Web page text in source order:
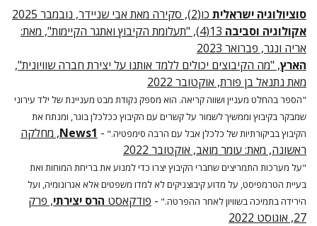
סוציולוגיה ישראלית כו(2), סקירה מאת אבי שניידר, נובמבר 2025
אקולוגיה וסביבה
13(4), "תעלומת הקיבוץ ואתגר הקיימות", מאת:
אריה ונגר, פברואר 2023
הארץ, "מה הקיבוצים יכולים ללמד אותנו על יצירת חברה שוויונית",
מאת נתנאל בן פורת, אוקטובר 2022
"הספר בהחלט מעניין ושווה קריאה. הוא מספק נקודת מבט מעניינת של ילד עירוני
שמבקר בקיבוץ וממשיך לשמור על קשרים עם הקיבוץ ככלכלן בוגר, ומנתח את
הקיבוץ בביקורתיות של כלכלן אבל עם הרבה סימפטיה." -
News1, מחלקה
ראשונה, מאת: עומר מואב, אוקטובר 2022
"על מערכות התמריצים שחברי הקיבוץ יצרו כדי למנוע את בריחת המוחות ואת
בעיית הטרמפיסט, על מדוע קיבוצניקים לא למדו משפטים אלא אגרונומיה, ועל
הירידה בתמיכה בשוויון לאחר ההפרטה." - פודקאסט הרס יצירתי, פרק
27, אוגוסט 2022